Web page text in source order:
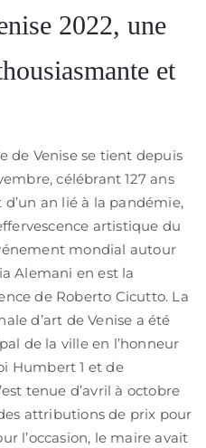
2022, une
et
de Venise se tient depuis
célébrant 127 ans
an lié à la pandémie,
artistique du
mondial autour
Alemani en est la
de Roberto Cicutto. La
d’art de Venise a été
de la ville en l’honneur
Humbert 1 et de
tenue d’avril à octobre
attributions de prix pour
l’occasion, le maire avait